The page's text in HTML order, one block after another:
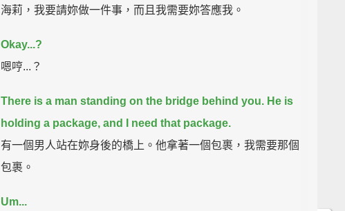
海莉，我要請妳做一件事，而且我需要妳答應我。
Okay...?
嗯哼...？
There is a man standing on the bridge behind you. He is
holding a package, and I need that package.
有一個男人站在妳身後的橋上。他拿著一個包裹，我需要那個
包裹。
Um...